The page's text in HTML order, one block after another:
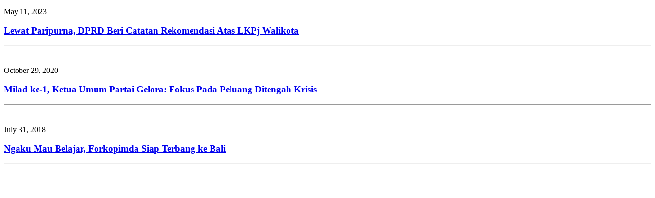
May 11, 2023
Lewat Paripurna, DPRD Beri Catatan Rekomendasi Atas LKPj Walikota
October 29, 2020
Milad ke-1, Ketua Umum Partai Gelora: Fokus Pada Peluang Ditengah Krisis
July 31, 2018
Ngaku Mau Belajar, Forkopimda Siap Terbang ke Bali